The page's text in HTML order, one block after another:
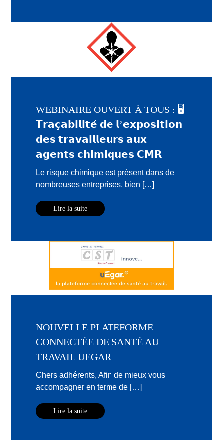
WEBINAIRE OUVERT À TOUS : 🖥️
𝗧𝗿𝗮𝗰̧𝗮𝗯𝗶𝗹𝗶𝘁𝗲́ 𝗱𝗲 𝗹’𝗲𝘅𝗽𝗼𝘀𝗶𝘁𝗶𝗼𝗻
𝗱𝗲𝘀 𝘁𝗿𝗮𝘃𝗮𝗶𝗹𝗹𝗲𝘂𝗿𝘀 𝗮𝘂𝘅
𝗮𝗴𝗲𝗻𝘁𝘀 𝗰𝗵𝗶𝗺𝗶𝗾𝘂𝗲𝘀 𝗖𝗠𝗥
Le risque chimique est présent dans de
nombreuses entreprises, bien […]
Lire la suite
NOUVELLE PLATEFORME
CONNECTÉE DE SANTÉ AU
TRAVAIL UEGAR
Chers adhérents, Afin de mieux vous
accompagner en terme de […]
Lire la suite